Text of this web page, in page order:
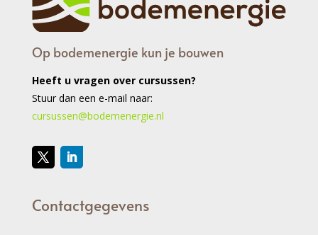
Op bodemenergie kun je bouwen
Heeft u vragen over cursussen?
Stuur dan een e-mail naar:
cursussen@bodemenergie.nl
Contactgegevens